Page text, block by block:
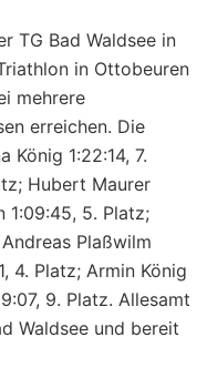
TG Bad Waldsee in
in Ottobeuren
mehrere
erreichen. Die
König 1:22:14, 7.
Hubert Maurer
1:09:45, 5. Platz;
Plaßwilm
4. Platz; Armin König
9. Platz. Allesamt
Waldsee und bereit